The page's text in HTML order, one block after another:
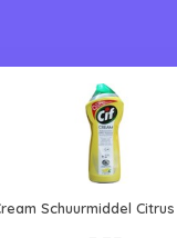
Schuurmiddel